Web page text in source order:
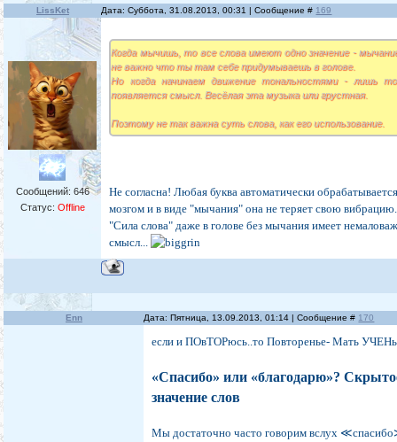
LissKet Дата: Суббота, 31.08.2013, 00:31 | Сообщение # 169
Сообщений: 646
Статус: Offline
Когда мычишь, то все слова имеют одно значение -
не важно что ты там себе придумываешь в голове.
Но когда начинаем движение тональностями - лишь
появляется смысл. Весёлая эта музыка или грустная.
Поэтому не так важна суть слова, как его использование.
Не согласна! Любая буква автоматически
мозгом и в виде "мычания" она не теряет свою вибрацию.
"Сила слова" даже в голове без мычания имеет
смысл...
Enn Дата: Пятница, 13.09.2013, 01:14 | Сообщение # 170
если и ПОвТОРюсь..то Повторенье- Мать
«Спасибо» или «благодарю»?
значение слов
Мы достаточно часто говорим вслух